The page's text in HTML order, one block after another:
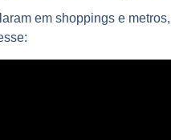
em shoppings e